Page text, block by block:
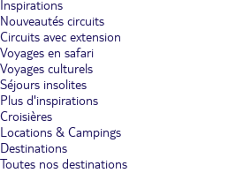
Inspirations
Nouveautés circuits
Circuits avec extension
Voyages en safari
Voyages culturels
Séjours insolites
Plus d'inspirations
Croisières
Locations & Campings
Destinations
Toutes nos destinations